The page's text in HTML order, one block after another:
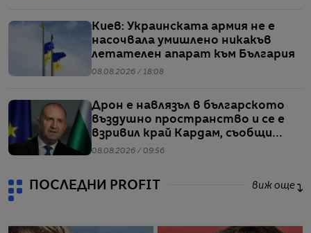
Киев: Украинската армия не е
насочвала умишлено никакъв
летателен апарат към България
08.08.2026 / 18:08
Дрон е навлязъл в българското
въздушно пространство и се е
взривил край Кардам, съобщи
Радев
08.08.2026 / 09:56
ПОСЛЕДНИ PROFIT виж още